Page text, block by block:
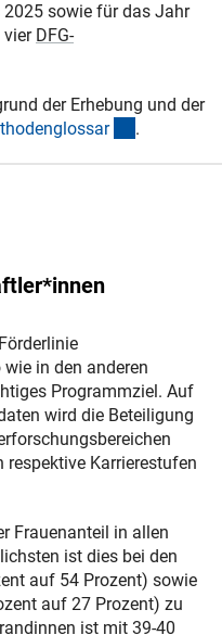
sowie für das Jahr
vier DFG-
der Erhebung und der
r (Anchor
.
in den anderen
Programmziel. Auf
wird die Beteiligung
respektive Karrierestufen
Frauenanteil in allen
ist dies bei den
auf 54 Prozent) sowie
auf 27 Prozent) zu
ist mit 39-40